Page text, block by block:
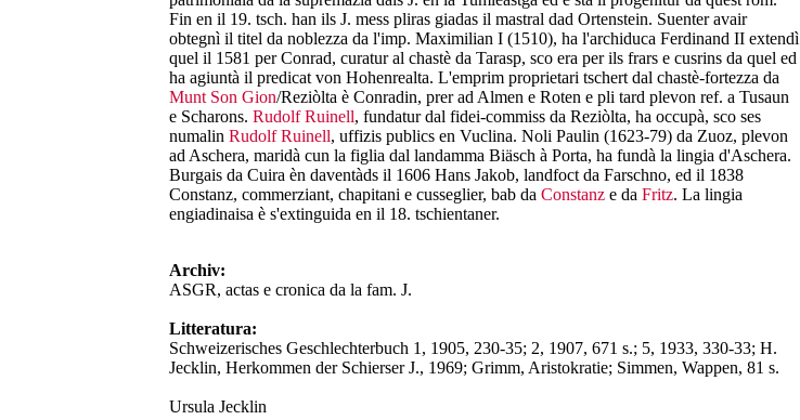
Fin en il 19. tsch. han ils J. mess pliras giadas il mastral dad Ortenstein. Suenter avair
obtegnì il titel da noblezza da l'imp. Maximilian I (1510), ha l'archiduca Ferdinand II extendì
quel il 1581 per Conrad, curatur al chastè da Tarasp, sco era per ils frars e cusrins da quel ed
ha agiuntà il predicat von Hohenrealta. L'emprim proprietari tschert dal chastè-fortezza da
Munt Son Gion/Reziòlta è Conradin, prer ad Almen e Roten e pli tard plevon ref. a Tusaun
e Scharons. Rudolf Ruinell, fundatur dal fidei-commiss da Reziòlta, ha occupà, sco ses
numalin Rudolf Ruinell, uffizis publics en Vuclina. Noli Paulin (1623-79) da Zuoz, plevon
ad Aschera, maridà cun la figlia dal landamma Biäsch à Porta, ha fundà la lingia d'Aschera.
Burgais da Cuira èn daventàds il 1606 Hans Jakob, landfoct da Farschno, ed il 1838
Constanz, commerziant, chapitani e cusseglier, bab da Constanze da Fritz. La lingia
engiadinaisa è s'extinguida en il 18. tschientaner.
Archiv:
ASGR, actas e cronica da la fam. J.
Litteratura:
Schweizerisches Geschlechterbuch 1, 1905, 230-35; 2, 1907, 671 s.; 5, 1933, 330-33; H.
Jecklin, Herkommen der Schierser J., 1969; Grimm, Aristokratie; Simmen, Wappen, 81 s.
Ursula Jecklin